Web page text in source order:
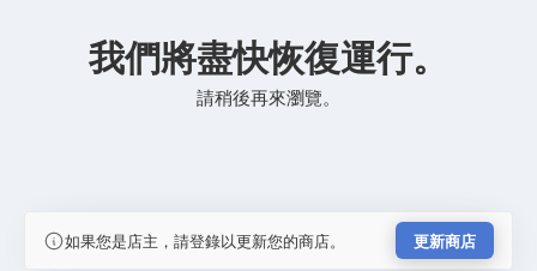
我們將盡快恢復運行。
請稍後再來瀏覽。
如果您是店主，請登錄以更新您的商店。 更新商店